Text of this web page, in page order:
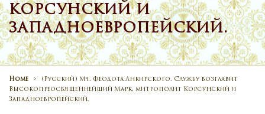
КОРСУНСКИЙ И
ЗАПАДНОЕВРОПЕЙСКИЙ.
Home >
(Русский) Мч. Феодота Анкирского. Службу возглавит
Высокопреосвященнейший Марк, митрополит Корсунский и
Западноевропейский.